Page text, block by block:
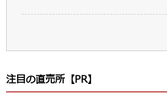
注目の直売所【PR】